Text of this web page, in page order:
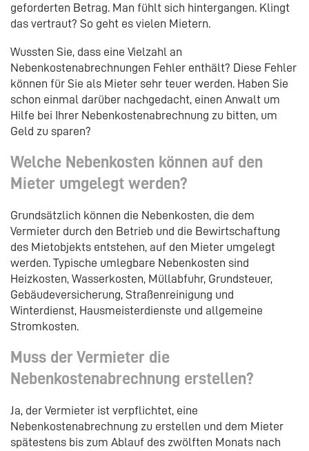
geforderten Betrag. Man fühlt sich hintergangen. Klingt
das vertraut? So geht es vielen Mietern.
Wussten Sie, dass eine Vielzahl an
Nebenkostenabrechnungen Fehler enthält? Diese Fehler
können für Sie als Mieter sehr teuer werden. Haben Sie
schon einmal darüber nachgedacht, einen Anwalt um
Hilfe bei Ihrer Nebenkostenabrechnung zu bitten, um
Geld zu sparen?
Welche Nebenkosten können auf den
Mieter umgelegt werden?
Grundsätzlich können die Nebenkosten, die dem
Vermieter durch den Betrieb und die Bewirtschaftung
des Mietobjekts entstehen, auf den Mieter umgelegt
werden. Typische umlegbare Nebenkosten sind
Heizkosten, Wasserkosten, Müllabfuhr, Grundsteuer,
Gebäudeversicherung, Straßenreinigung und
Winterdienst, Hausmeisterdienste und allgemeine
Stromkosten.
Muss der Vermieter die
Nebenkostenabrechnung erstellen?
Ja, der Vermieter ist verpflichtet, eine
Nebenkostenabrechnung zu erstellen und dem Mieter
spätestens bis zum Ablauf des zwölften Monats nach